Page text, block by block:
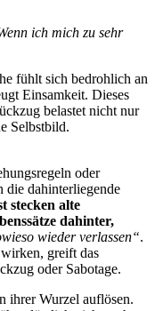
ich mich zu sehr
fühlt sich bedrohlich an
Einsamkeit. Dieses
belastet nicht nur
Selbstbild.
oder
die dahinterliegende
stecken alte
dahinter,
wieder verlassen“.
greift das
oder Sabotage.
ihrer Wurzel auflösen.